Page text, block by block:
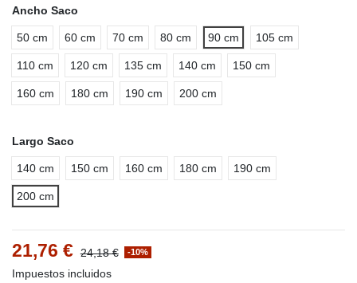
Ancho Saco
50 cm 60 cm 70 cm 80 cm 90 cm 105 cm
110 cm 120 cm 135 cm 140 cm 150 cm
160 cm 180 cm 190 cm 200 cm
Largo Saco
140 cm 150 cm 160 cm 180 cm 190 cm
200 cm
21,76 € 24,18 € -10%
Impuestos incluidos